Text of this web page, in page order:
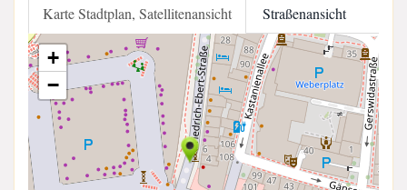
Karte Stadtplan, Satellitenansicht Straßenansicht
+
−